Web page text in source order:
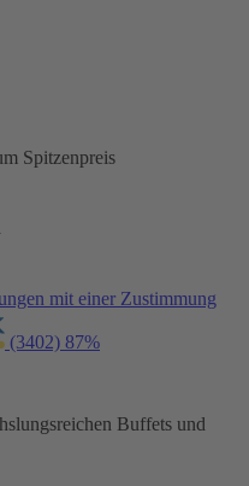
Spitzenpreis
mit einer Zustimmung
(3402) 87%
Buffets und